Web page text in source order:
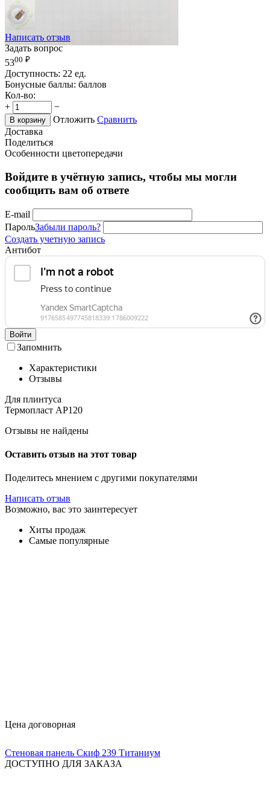
Написать отзыв
Задать вопрос
5300 ₽
Доступность: 22 ед.
Бонусные баллы: баллов
Кол-во:
+
−
В корзину Отложить Сравнить
Доставка
Поделиться
Особенности цветопередачи
Войдите в учётную запись, чтобы мы могли
сообщить вам об ответе
E-mail
ПарольЗабыли пароль?
Создать учетную запись
Антибот
Войти
Запомнить
Характеристики
Отзывы
Для плинтуса
Термопласт АР120
Отзывы не найдены
Оставить отзыв на этот товар
Поделитесь мнением с другими покупателями
Написать отзыв
Возможно, вас это заинтересует
Хиты продаж
Самые популярные
Цена договорная
Стеновая панель Скиф 239 Титаниум
ДОСТУПНО ДЛЯ ЗАКАЗА